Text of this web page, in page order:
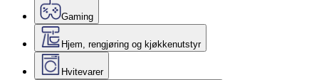
Gaming
Hjem, rengjøring og kjøkkenutstyr
Hvitevarer